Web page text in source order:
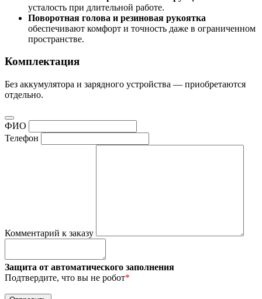
усталость при длительной работе.
Поворотная голова и резиновая рукоятка
обеспечивают комфорт и точность даже в ограниченном
пространстве.
Комплектация
Без аккумулятора и зарядного устройства — приобретаются
отдельно.
ФИО
Телефон
Комментарий к заказу
Защита от автоматического заполнения
Подтвердите, что вы не робот*